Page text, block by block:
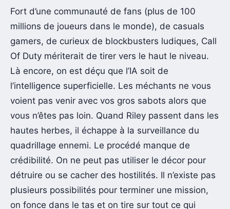
Fort d’une communauté de fans (plus de 100
millions de joueurs dans le monde), de casuals
gamers, de curieux de blockbusters ludiques, Call
Of Duty mériterait de tirer vers le haut le niveau.
Là encore, on est déçu que l’IA soit de
l’intelligence superficielle. Les méchants ne vous
voient pas venir avec vos gros sabots alors que
vous n’êtes pas loin. Quand Riley passent dans les
hautes herbes, il échappe à la surveillance du
quadrillage ennemi. Le procédé manque de
crédibilité. On ne peut pas utiliser le décor pour
détruire ou se cacher des hostilités. Il n’existe pas
plusieurs possibilités pour terminer une mission,
on fonce dans le tas et on tire sur tout ce qui